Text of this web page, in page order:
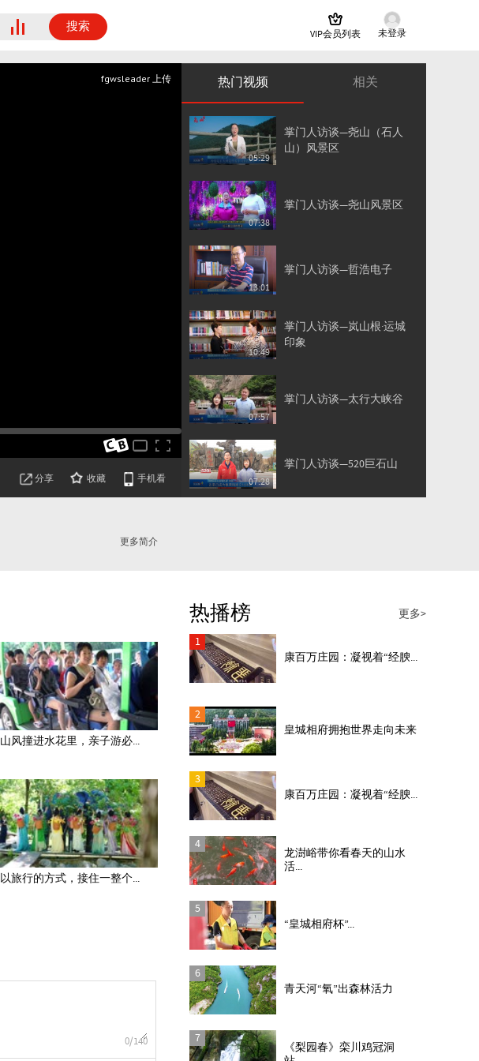
搜索 VIP会员列表 未登录
fgwsleader 上传
分享 收藏 手机看
热门视频 相关
05:29
掌门人访谈—尧山（石人
山）风景区
07:38
掌门人访谈—尧山风景区
13:01
掌门人访谈—哲浩电子
10:49
掌门人访谈—岚山根·运城
印象
07:57
掌门人访谈—太行大峡谷
07:28
掌门人访谈—520巨石山
07:34
更多简介
山风撞进水花里，亲子游必...
以旅行的方式，接住一整个...
0/140
热播榜
更多>
1
康百万庄园：凝视着“经腴...
2
皇城相府拥抱世界走向未来
3
康百万庄园：凝视着“经腴...
4
龙澍峪带你看春天的山水
活...
5
“皇城相府杯”...
6
青天河“氧”出森林活力
7
《梨园春》栾川鸡冠洞